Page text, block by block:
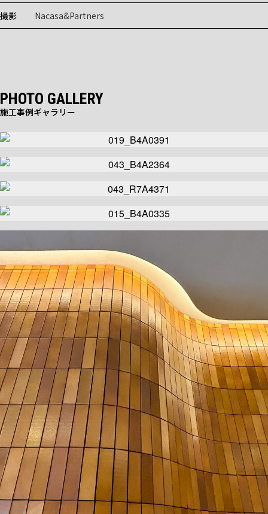
撮影 Nacasa&Partners
PHOTO GALLERY
施工事例ギャラリー